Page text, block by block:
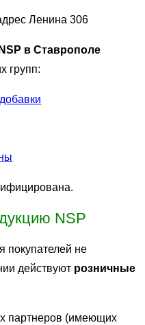
NSP в Ставрополе
групп:
NSP
покупателей не
действуют розничные
партнеров (имеющих